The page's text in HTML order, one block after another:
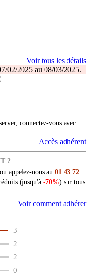
Voir tous les détails
02/2025 au 08/03/2025.
connectez-vous avec
Accès adhérent
?
appelez-nous au 01 43 72
(jusqu'à -70%) sur tous
Voir comment adhérer
3
2
2
0